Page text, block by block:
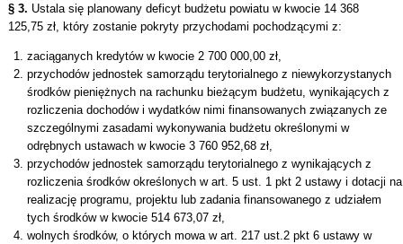
§ 3. Ustala się planowany deficyt budżetu powiatu w kwocie 14 368
125,75 zł, który zostanie pokryty przychodami pochodzącymi z:
zaciąganych kredytów w kwocie 2 700 000,00 zł,
przychodów jednostek samorządu terytorialnego z niewykorzystanych
środków pieniężnych na rachunku bieżącym budżetu, wynikających z
rozliczenia dochodów i wydatków nimi finansowanych związanych ze
szczególnymi zasadami wykonywania budżetu określonymi w
odrębnych ustawach w kwocie 3 760 952,68 zł,
przychodów jednostek samorządu terytorialnego z wynikających z
rozliczenia środków określonych w art. 5 ust. 1 pkt 2 ustawy i dotacji na
realizację programu, projektu lub zadania finansowanego z udziałem
tych środków w kwocie 514 673,07 zł,
wolnych środków, o których mowa w art. 217 ust.2 pkt 6 ustawy w